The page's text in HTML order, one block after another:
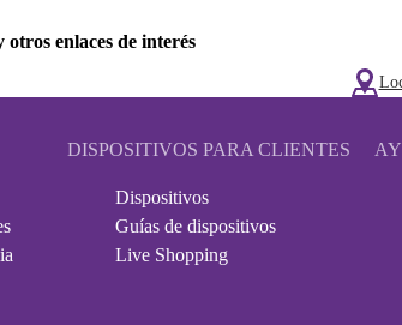
enlaces de interés
DISPOSITIVOS PARA CLIENTES
Dispositivos
Guías de dispositivos
Live Shopping